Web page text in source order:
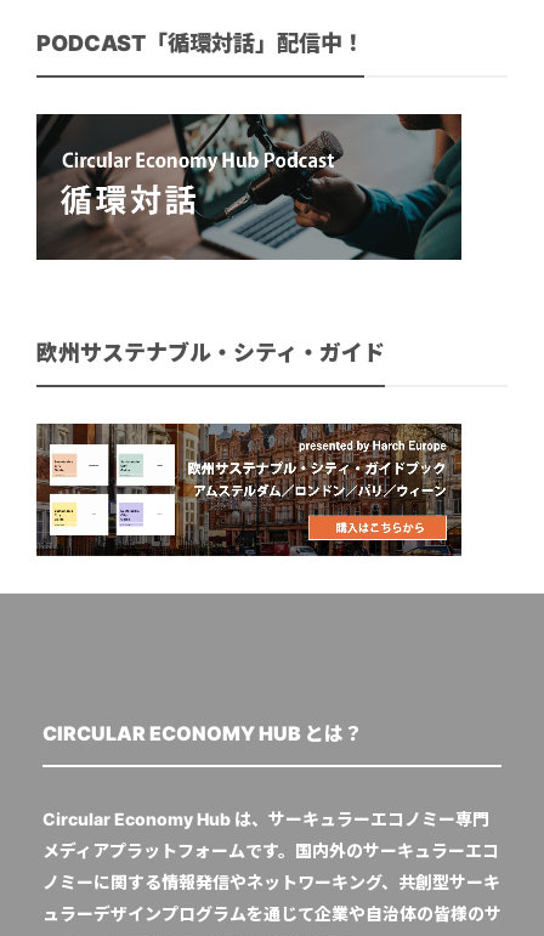
PODCAST「循環対話」配信中！
欧州サステナブル・シティ・ガイド
CIRCULAR ECONOMY HUB とは？
Circular Economy Hub は、サーキュラーエコノミー専門
メディアプラットフォームです。国内外のサーキュラーエコ
ノミーに関する情報発信やネットワーキング、共創型サーキ
ュラーデザインプログラムを通じて企業や自治体の皆様のサ